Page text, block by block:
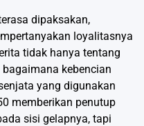
dipaksakan,
loyalitasnya
tidak hanya tentang
kebencian
yang digunakan
memberikan penutup
sisi gelapnya, tapi